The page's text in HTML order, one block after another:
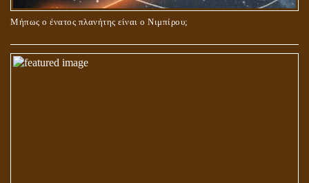
Μήπως ο ένατος πλανήτης είναι ο Νιμπίρου;